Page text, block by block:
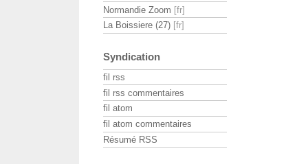
Normandie Zoom
La Boissiere (27)
Syndication
fil rss
fil rss commentaires
fil atom
fil atom commentaires
Résumé RSS